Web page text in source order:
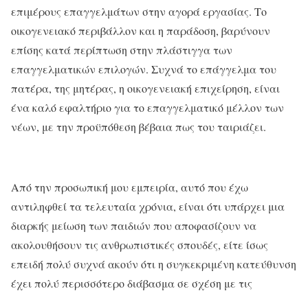
επιμέρους επαγγελμάτων στην αγορά εργασίας. Το
οικογενειακό περιβάλλον και η παράδοση, βαρύνουν
επίσης κατά περίπτωση στην πλάστιγγα των
επαγγελματικών επιλογών. Συχνά το επάγγελμα του
πατέρα, της μητέρας, η οικογενειακή επιχείρηση, είναι
ένα καλό εφαλτήριο για το επαγγελματικό μέλλον των
νέων, με την προϋπόθεση βέβαια πως του ταιριάζει.
Από την προσωπική μου εμπειρία, αυτό που έχω
αντιληφθεί τα τελευταία χρόνια, είναι ότι υπάρχει μια
διαρκής μείωση των παιδιών που αποφασίζουν να
ακολουθήσουν τις ανθρωπιστικές σπουδές, είτε ίσως
επειδή πολύ συχνά ακούν ότι η συγκεκριμένη κατεύθυνση
έχει πολύ περισσότερο διάβασμα σε σχέση με τις